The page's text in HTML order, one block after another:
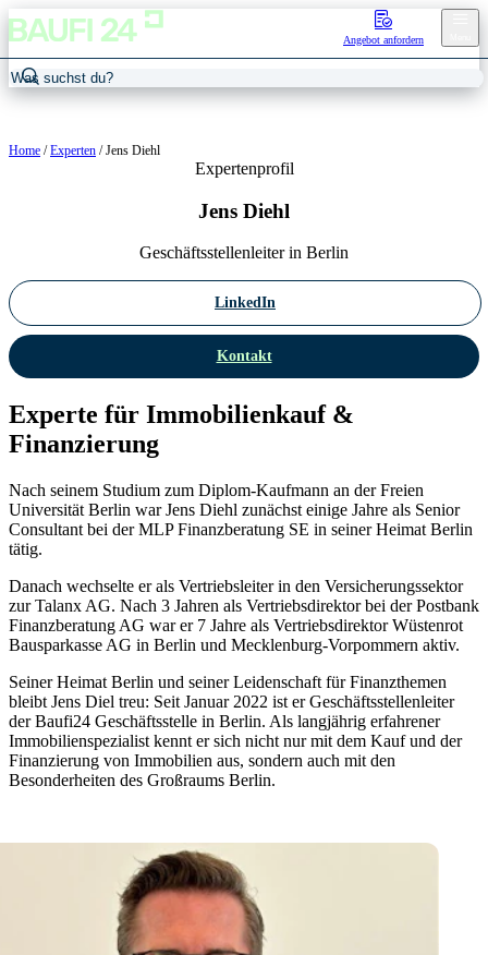
Angebot anfordern
Home /Experten /Jens Diehl
Expertenprofil
Jens Diehl
Geschäftsstellenleiter in Berlin
LinkedIn
Kontakt
Experte für Immobilienkauf &
Finanzierung
Nach seinem Studium zum Diplom-Kaufmann an der Freien
Universität Berlin war Jens Diehl zunächst einige Jahre als Senior
Consultant bei der MLP Finanzberatung SE in seiner Heimat Berlin
tätig.
Danach wechselte er als Vertriebsleiter in den Versicherungssektor
zur Talanx AG. Nach 3 Jahren als Vertriebsdirektor bei der Postbank
Finanzberatung AG war er 7 Jahre als Vertriebsdirektor Wüstenrot
Bausparkasse AG in Berlin und Mecklenburg-Vorpommern aktiv.
Seiner Heimat Berlin und seiner Leidenschaft für Finanzthemen
bleibt Jens Diel treu: Seit Januar 2022 ist er Geschäftsstellenleiter
der Baufi24 Geschäftsstelle in Berlin. Als langjährig erfahrener
Immobilienspezialist kennt er sich nicht nur mit dem Kauf und der
Finanzierung von Immobilien aus, sondern auch mit den
Besonderheiten des Großraums Berlin.